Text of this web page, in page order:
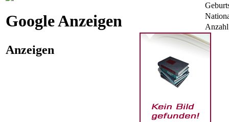
Google Anzeigen
Anzeigen